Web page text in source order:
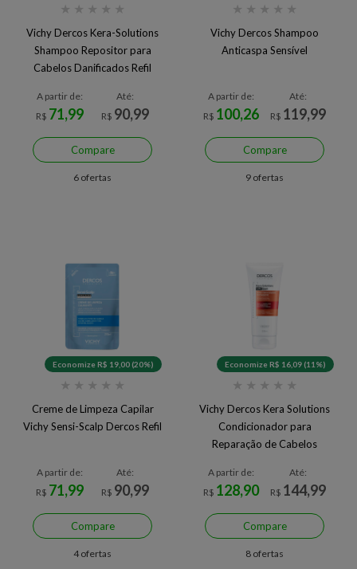
★ ★ ★ ★ ★
Vichy Dercos Kera-Solutions
Shampoo Repositor para
Cabelos Danificados Refil
A partir de:
R$ 71,99
Até:
R$ 90,99
Compare
6 ofertas
★ ★ ★ ★ ★
Vichy Dercos Shampoo
Anticaspa Sensível
A partir de:
R$ 100,26
Até:
R$ 119,99
Compare
9 ofertas
Economize R$ 19,00 (20%)
★ ★ ★ ★ ★
Creme de Limpeza Capilar
Vichy Sensi-Scalp Dercos Refil
A partir de:
R$ 71,99
Até:
R$ 90,99
Compare
4 ofertas
Economize R$ 16,09 (11%)
★ ★ ★ ★ ★
Vichy Dercos Kera Solutions
Condicionador para
Reparação de Cabelos
A partir de:
R$ 128,90
Até:
R$ 144,99
Compare
8 ofertas